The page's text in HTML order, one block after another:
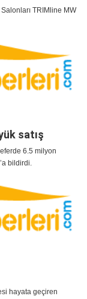
TRIMline MW
satış
6.5 milyon
bildirdi.
hayata geçiren